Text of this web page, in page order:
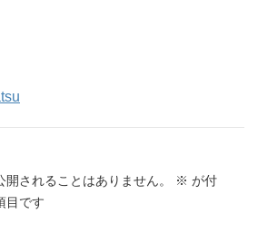
開されることはありません。 ※ が付
目です